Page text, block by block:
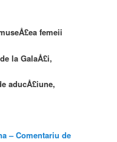
femeii
la GalaÅ£i,
aducÅ£iune,
– Comentariu de